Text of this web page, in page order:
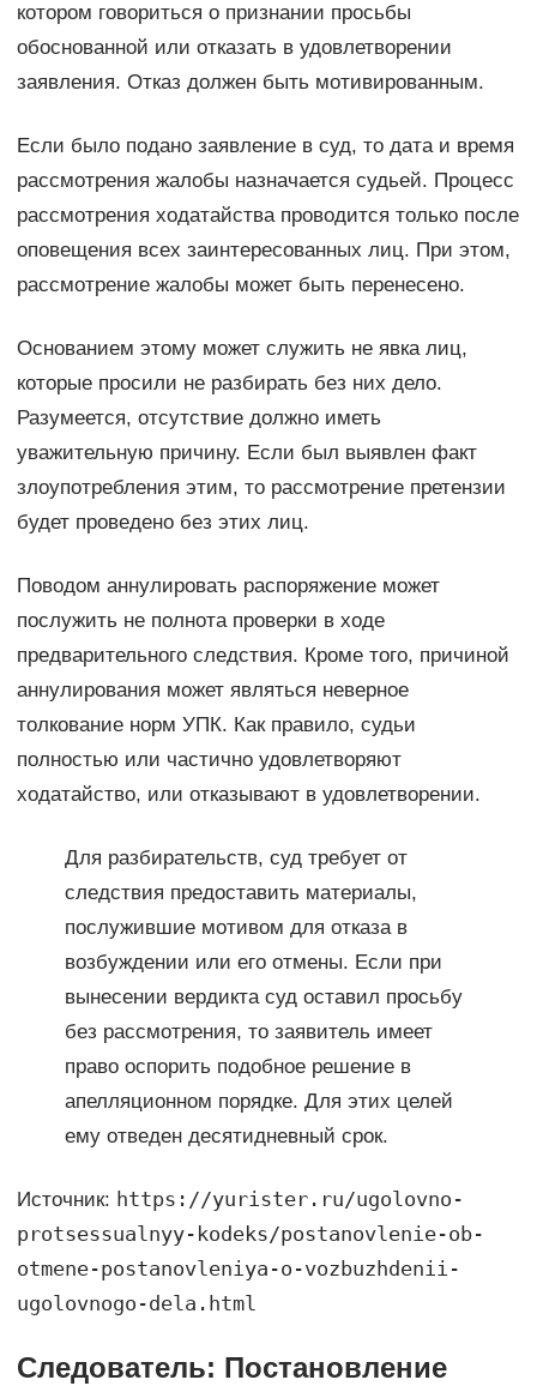
котором говориться о признании просьбы
обоснованной или отказать в удовлетворении
заявления. Отказ должен быть мотивированным.
Если было подано заявление в суд, то дата и время
рассмотрения жалобы назначается судьей. Процесс
рассмотрения ходатайства проводится только после
оповещения всех заинтересованных лиц. При этом,
рассмотрение жалобы может быть перенесено.
Основанием этому может служить не явка лиц,
которые просили не разбирать без них дело.
Разумеется, отсутствие должно иметь
уважительную причину. Если был выявлен факт
злоупотребления этим, то рассмотрение претензии
будет проведено без этих лиц.
Поводом аннулировать распоряжение может
послужить не полнота проверки в ходе
предварительного следствия. Кроме того, причиной
аннулирования может являться неверное
толкование норм УПК. Как правило, судьи
полностью или частично удовлетворяют
ходатайство, или отказывают в удовлетворении.
Для разбирательств, суд требует от
следствия предоставить материалы,
послужившие мотивом для отказа в
возбуждении или его отмены. Если при
вынесении вердикта суд оставил просьбу
без рассмотрения, то заявитель имеет
право оспорить подобное решение в
апелляционном порядке. Для этих целей
ему отведен десятидневный срок.
Источник: https://yurister.ru/ugolovno-
protsessualnyy-kodeks/postanovlenie-ob-
otmene-postanovleniya-o-vozbuzhdenii-
ugolovnogo-dela.html
Следователь: Постановление